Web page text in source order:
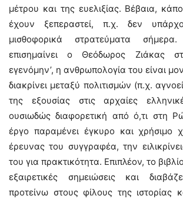
μέτρου και της ευελιξίας. Βέβαια,
έχουν ξεπεραστεί, π.χ. δεν
μισθοφορικά στρατεύματα
επισημαίνει ο Θεόδωρος Ζιάκας
εγενόμην’, η ανθρωπολογία του είναι
διακρίνει μεταξύ πολιτισμών (π.χ.
της εξουσίας στις αρχαίες
ουσιωδώς διαφορετική από ό,τι στη
έργο παραμένει έγκυρο και χρήσιμο
έρευνας του συγγραφέα, την
του για πρακτικότητα. Επιπλέον, το
εξαιρετικές σημειώσεις και
προτείνω στους φίλους της ιστορίας